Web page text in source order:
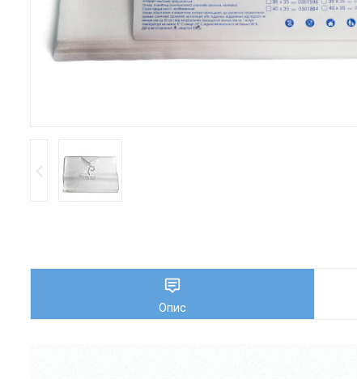
Опис